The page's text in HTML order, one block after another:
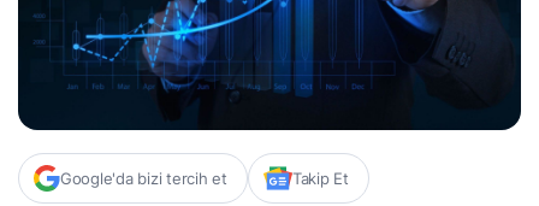
Google'da bizi tercih et Takip Et